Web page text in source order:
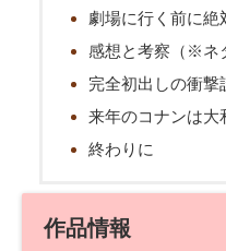
劇場に行く前に絶
感想と考察（※ネ
完全初出しの衝撃
来年のコナンは大
終わりに
作品情報